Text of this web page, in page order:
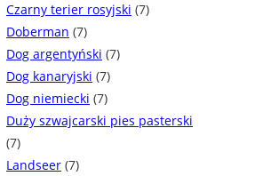
Czarny terier rosyjski (7)
Doberman (7)
Dog argentyński (7)
Dog kanaryjski (7)
Dog niemiecki (7)
Duży szwajcarski pies pasterski
(7)
Landseer (7)